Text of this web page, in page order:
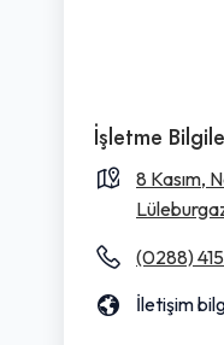
İşletme
8 Kasım,
(0288)
İletişim